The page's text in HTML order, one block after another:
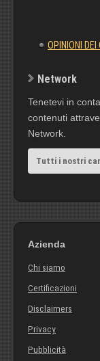
OPINIONI DEI
Network
Tenetevi in
contenuti
Network.
Tutti i nostri
Azienda
Chi siamo
Certificazioni
Disclaimers
Privacy
Pubblicità